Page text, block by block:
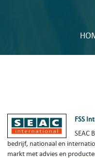
FSS
SEAC
bedrijf, nationaal en
markt met advies en